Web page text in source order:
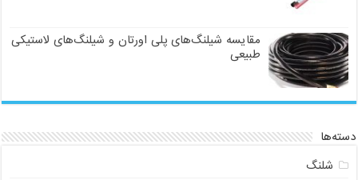
مقایسه شیلنگ‌های پلی اورتان و شیلنگ‌های لاستیکی
طبیعی
دسته‌ها
شلنگ